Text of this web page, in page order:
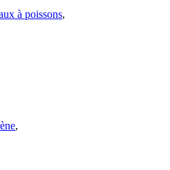
à poissons,
,